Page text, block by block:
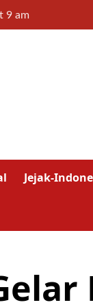
9 am
Jejak-